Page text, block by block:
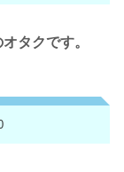
タクです。